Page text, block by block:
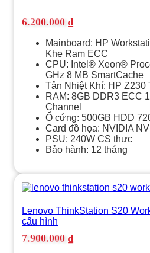
6.200.000 ₫
Mainboard: HP
Khe Ram ECC
CPU: Intel® Xeon®
GHz 8 MB SmartCache
Tản Nhiệt Khí: HP Z230
RAM: 8GB DDR3 ECC
Channel
Ổ cứng: 500GB HDD
Card đồ họa: NVIDIA
PSU: 240W CS thực
Bảo hành: 12 tháng
Lenovo ThinkStation S20
cấu hình
7.900.000 ₫